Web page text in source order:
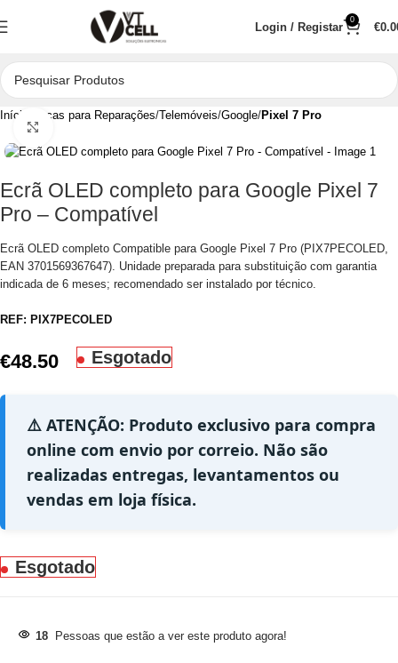
Login / Registar
0
€
Início Peças para Reparações Telemóveis Google Pixel 7 Pro
Ecrã OLED completo para Google Pixel 7
Pro – Compatível
Ecrã OLED completo Compatible para Google Pixel 7 Pro (PIX7PECOLED,
EAN 3701569367647). Unidade preparada para substituição com garantia
indicada de 6 meses; recomendado ser instalado por técnico.
REF: PIX7PECOLED
€48.50 Esgotado
⚠️ ATENÇÃO: Produto exclusivo para compra
online com envio por correio. Não são
realizadas entregas, levantamentos ou
vendas em loja física.
Esgotado
18 Pessoas que estão a ver este produto agora!